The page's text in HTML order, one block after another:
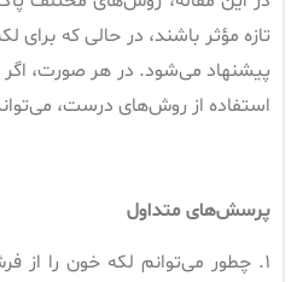
تازه مؤثر باشند، در حالی که
پیشنهاد می‌شود. در هر صورت، اگر
استفاده از روش‌های درست،
پرسش‌های متداول
۱. چطور می‌توانم لکه خون را از